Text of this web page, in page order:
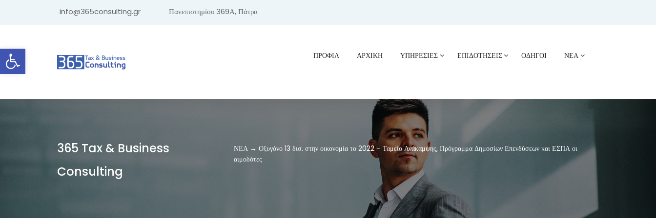
Ανοίξτε τη γραμμή εργαλείων
info@365consulting.gr Πανεπιστημίου 369Α, Πάτρα
ΠΡΟΦΊΛ ΑΡΧΙΚΗ ΥΠΗΡΕΣΙΕΣ ΕΠΙΔΟΤΗΣΕΙΣ ΟΔΗΓΟΙ ΝΕΑ
365 Tax & Business
Consulting
ΝΕΑ → Οξυγόνο 13 δισ. στην οικονομία το 2022 – Ταμείο Ανάκαμψης, Πρόγραμμα Δημοσίων Επενδύσεων και ΕΣΠΑ οι
αιμοδότες